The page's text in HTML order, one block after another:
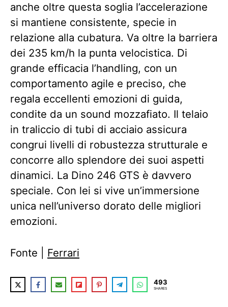
anche oltre questa soglia l’accelerazione
si mantiene consistente, specie in
relazione alla cubatura. Va oltre la barriera
dei 235 km/h la punta velocistica. Di
grande efficacia l’handling, con un
comportamento agile e preciso, che
regala eccellenti emozioni di guida,
condite da un sound mozzafiato. Il telaio
in traliccio di tubi di acciaio assicura
congrui livelli di robustezza strutturale e
concorre allo splendore dei suoi aspetti
dinamici. La Dino 246 GTS è davvero
speciale. Con lei si vive un’immersione
unica nell’universo dorato delle migliori
emozioni.
Fonte | Ferrari
493
SHARES